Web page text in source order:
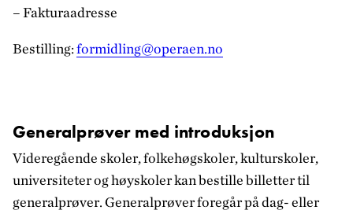
– Fakturaadresse
Bestilling:formidling@operaen.no
Generalprøver med introduksjon
Videregående skoler, folkehøgskoler, kulturskoler,
universiteter og høyskoler kan bestille billetter til
generalprøver. Generalprøver foregår på dag- eller